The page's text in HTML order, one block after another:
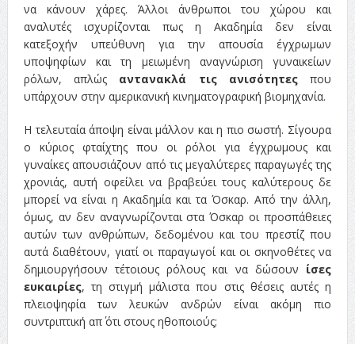
να κάνουν χάρες. Άλλοι άνθρωποι του χώρου και
αναλυτές ισχυρίζονται πως η Ακαδημία δεν είναι
κατεξοχήν υπεύθυνη για την απουσία έγχρωμων
υποψηφίων και τη μειωμένη αναγνώριση γυναικείων
ρόλων, απλώς αντανακλά τις ανισότητεςπου
υπάρχουν στην αμερικανική κινηματογραφική βιομηχανία.
Η τελευταία άποψη είναι μάλλον και η πιο σωστή. Σίγουρα
ο κύριος φταίχτης που οι ρόλοι για έγχρωμους και
γυναίκες απουσιάζουν από τις μεγαλύτερες παραγωγές της
χρονιάς, αυτή οφείλει να βραβεύει τους καλύτερους δε
μπορεί να είναι η Ακαδημία και τα Όσκαρ. Από την άλλη,
όμως, αν δεν αναγνωρίζονται στα Όσκαρ οι προσπάθειες
αυτών των ανθρώπων, δεδομένου και του πρεστίζ που
αυτά διαθέτουν, γιατί οι παραγωγοί και οι σκηνοθέτες να
δημιουργήσουν τέτοιους ρόλους και να δώσουν ίσες
ευκαιρίες, τη στιγμή μάλιστα που στις θέσεις αυτές η
πλειοψηφία των λευκών ανδρών είναι ακόμη πιο
συντριπτική απ΄ ότι στους ηθοποιούς;